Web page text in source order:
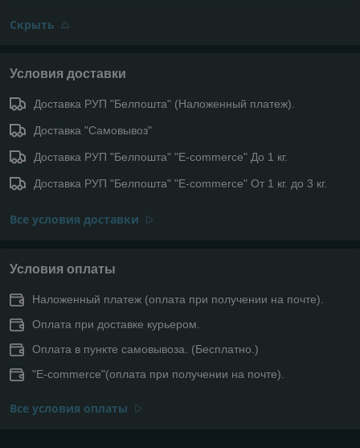
Скрыть
Условия доставки
Доставка РУП "Белпошта" (Наложенный платеж).
Доставка "Самовывоз"
Доставка РУП "Белпошта" "E-commerce" До 1 кг.
Доставка РУП "Белпошта" "E-commerce" От 1 кг. до 3 кг.
Все условия доставки
Условия оплаты
Наложенный платеж (оплата при получении на почте).
Оплата при доставке курьером.
Оплата в пункте самовывоза. (Бесплатно.)
"E-commerce"(оплата при получении на почте).
Все условия оплаты